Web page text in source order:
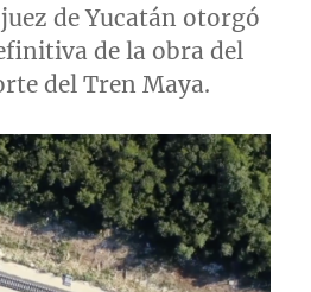
de Yucatán otorgó
de la obra del
del Tren Maya.